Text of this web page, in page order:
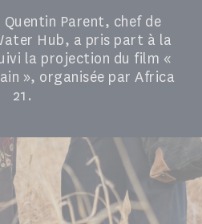
Parent, chef de
Hub, a pris part à la
la projection du film «
», organisée par Africa
21.